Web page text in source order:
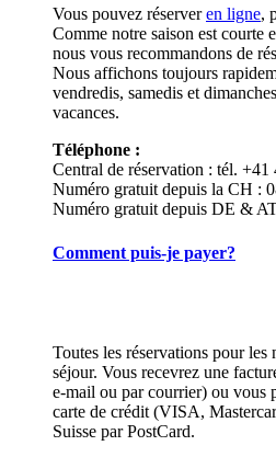
Vous pouvez réserveren ligne,
Comme notre saison est courte
nous vous recommandons de
Nous affichons toujours
vendredis, samedis et
vacances.
Téléphone :
Central de réservation : tél. +41
Numéro gratuit depuis la CH :
Numéro gratuit depuis DE &
Comment puis-je payer?
Toutes les réservations pour les
séjour. Vous recevrez une
e-mail ou par courrier) ou vous
carte de crédit (VISA,
Suisse par PostCard.